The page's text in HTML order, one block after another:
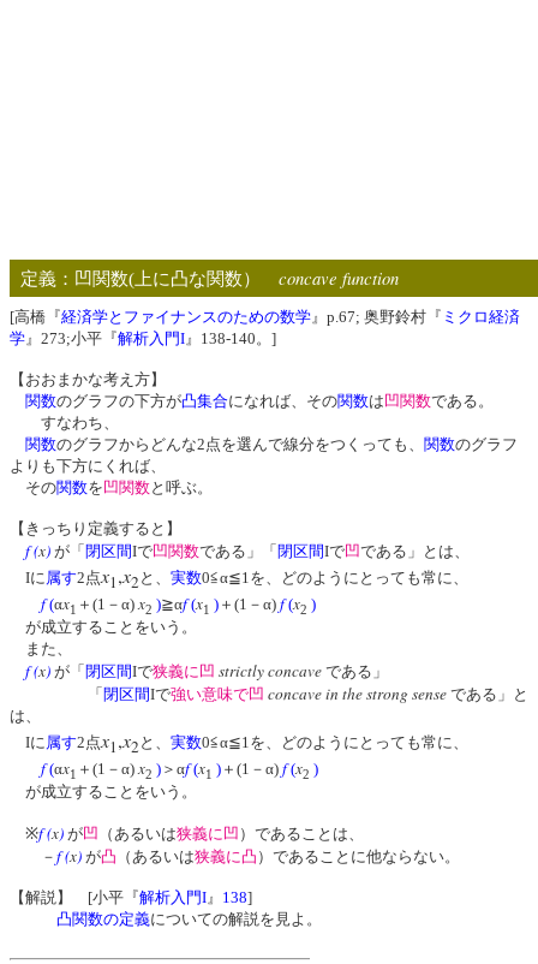
定義：凹関数(上に凸な関数）concave function
[高橋『経済学とファイナンスのための数学』p.67; 奥野鈴村『 ミクロ経済
学』273;小平『解析入門I』138-140。]
【おおまかな考え方】
関数のグラフの下方が凸集合になれば、その関数は 凹関数である。
すなわち、
関数のグラフからどんな2点を選んで線分をつくっても、 関数のグラフ
よりも下方にくれば、
その関数を 凹関数と呼ぶ。
【きっちり定義すると】
f(x) が「 閉区間Iで凹関数である」「 閉区間Iで凹である」とは、
Iに属す2点x1,x2と、 実数0≦α≦1を、どのようにとっても常に、
f (αx1 ＋(1－α)x2 )≧αf (x1 ) ＋(1－α) f (x2 )
が成立することをいう。
また、
f(x) が「 閉区間Iで狭義に凹 strictly concave である」
「 閉区間Iで強い意味で凹 concave in the strong sense である」と
は、
Iに属す2点x1,x2と、 実数0≦α≦1を、どのようにとっても常に、
f (αx1 ＋(1－α)x2 ) ＞αf (x1 ) ＋(1－α) f (x2 )
が成立することをいう。
※f(x) が凹 （あるいは狭義に凹 ）であることは、
－ f(x) が凸 （あるいは狭義に凸 ）であることに他ならない。
【解説】 [小平『解析入門I 』 138]
凸関数の定義についての解説を見よ。